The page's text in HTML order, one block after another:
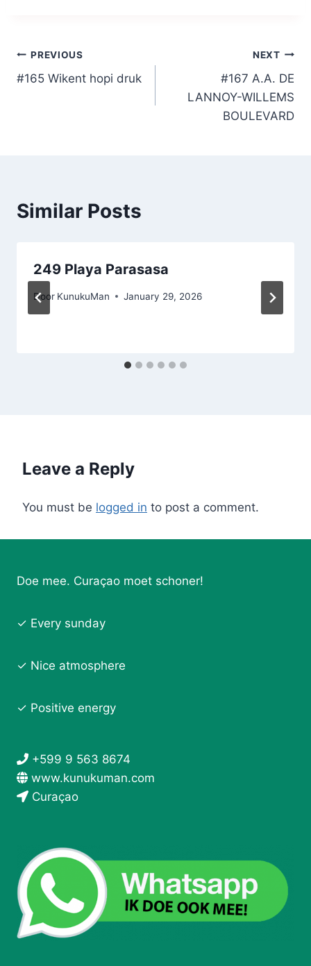
Post
navigation
PREVIOUS
#165 Wikent hopi druk
NEXT
#167 A.A. DE
LANNOY-WILLEMS
BOULEVARD
Similar Posts
249 Playa Parasasa
Door KunukuMan January 29, 2026
Leave a Reply
You must be logged in to post a comment.
Doe mee. Curaçao moet schoner!
✓ Every sunday
✓ Nice atmosphere
✓ Positive energy
+599 9 563 8674
www.kunukuman.com
Curaçao